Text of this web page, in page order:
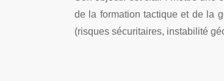
de la formation tactique et de la
(risques sécuritaires, instabilité